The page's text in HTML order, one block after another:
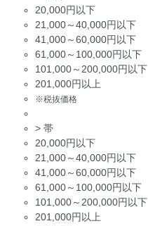
20,000円以下
21,000～40,000円以下
41,000～60,000円以下
61,000～100,000円以下
101,000～200,000円以下
201,000円以上
※税抜価格
> 帯
20,000円以下
21,000～40,000円以下
41,000～60,000円以下
61,000～100,000円以下
101,000～200,000円以下
201,000円以上